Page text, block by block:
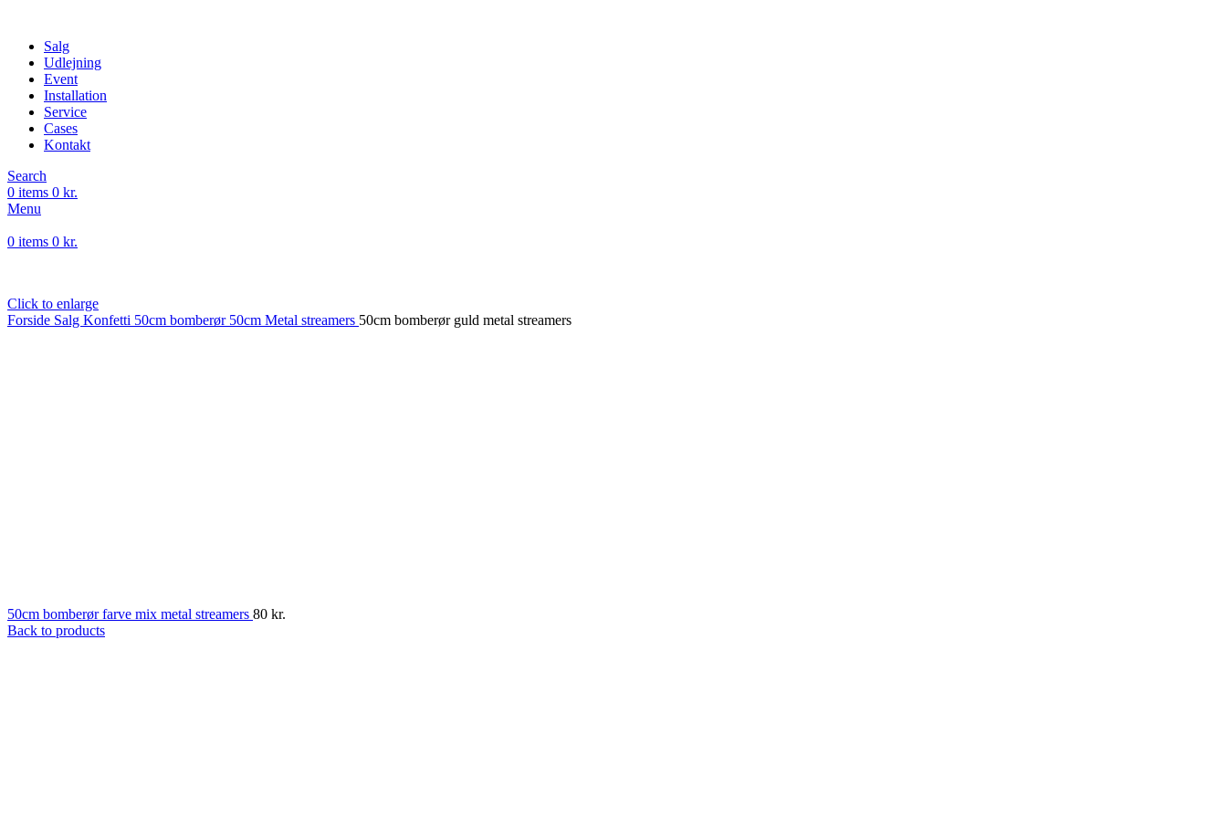
Salg
Udlejning
Event
Installation
Service
Cases
Kontakt
Search
0 items 0 kr.
Menu
0 items 0 kr.
Click to enlarge
Forside Salg Konfetti 50cm bomberør 50cm Metal streamers 50cm bomberør guld metal streamers
50cm bomberør farve mix metal streamers 80 kr.
Back to products